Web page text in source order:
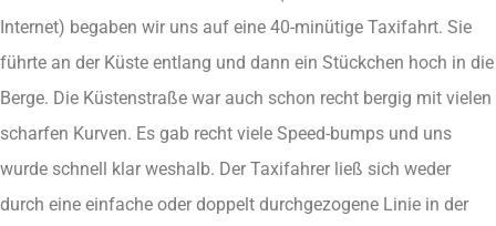
Internet) begaben wir uns auf eine 40-minütige Taxifahrt. Sie
führte an der Küste entlang und dann ein Stückchen hoch in die
Berge. Die Küstenstraße war auch schon recht bergig mit vielen
scharfen Kurven. Es gab recht viele Speed-bumps und uns
wurde schnell klar weshalb. Der Taxifahrer ließ sich weder
durch eine einfache oder doppelt durchgezogene Linie in der